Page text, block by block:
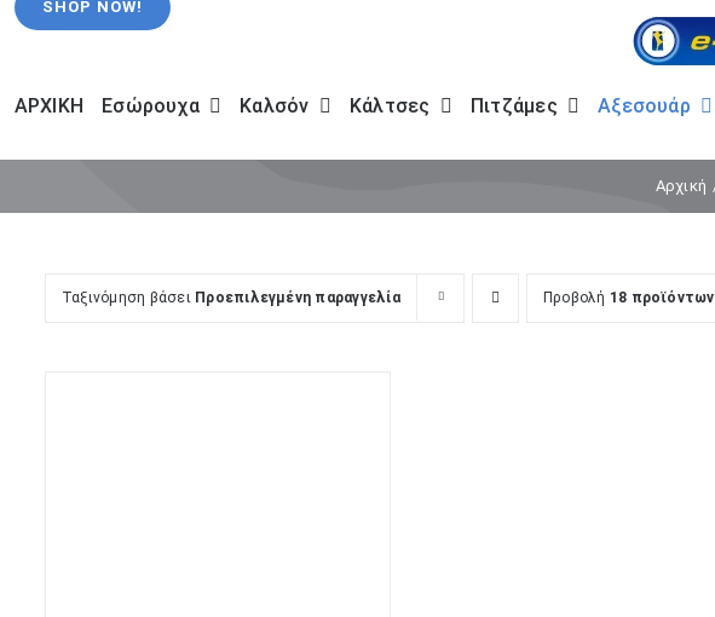
SHOP NOW!
ΑΡΧΙΚΗ Εσώρουχα Καλσόν Κάλτσες Πιτζάμες Αξεσουάρ
Αρχική
Ταξινόμηση βάσει Προεπιλεγμένη παραγγελία Προβολή 18 προϊόντων